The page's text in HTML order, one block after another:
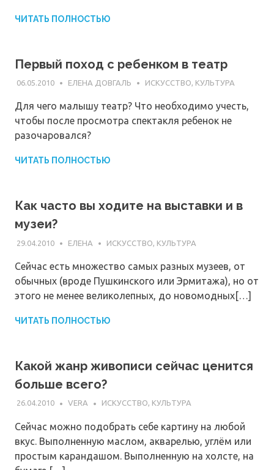
ЧИТАТЬ ПОЛНОСТЬЮ
Первый поход с ребенком в театр
06.05.2010 ЕЛЕНА ДОВГАЛЬ ИСКУССТВО, КУЛЬТУРА
Для чего малышу театр? Что необходимо учесть,
чтобы после просмотра спектакля ребенок не
разочаровался?
ЧИТАТЬ ПОЛНОСТЬЮ
Как часто вы ходите на выставки и в
музеи?
29.04.2010 ЕЛЕНА ИСКУССТВО, КУЛЬТУРА
Сейчас есть множество самых разных музеев, от
обычных (вроде Пушкинского или Эрмитажа), но от
этого не менее великолепных, до новомодных[…]
ЧИТАТЬ ПОЛНОСТЬЮ
Какой жанр живописи сейчас ценится
больше всего?
26.04.2010 VERA ИСКУССТВО, КУЛЬТУРА
Сейчас можно подобрать себе картину на любой
вкус. Выполненную маслом, акварелью, углём или
простым карандашом. Выполненную на холсте, на